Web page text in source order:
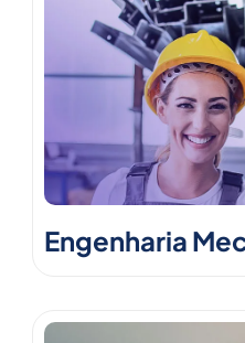
Engenharia